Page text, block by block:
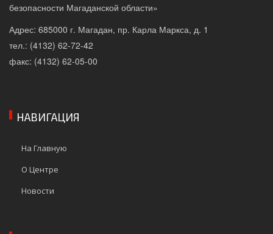
безопасности Магаданской области»
Адрес: 685000 г. Магадан, пр. Карла Маркса, д. 1
тел.: (4132) 62-72-42
факс: (4132) 62-05-00
НАВИГАЦИЯ
На Главную
О Центре
Новости